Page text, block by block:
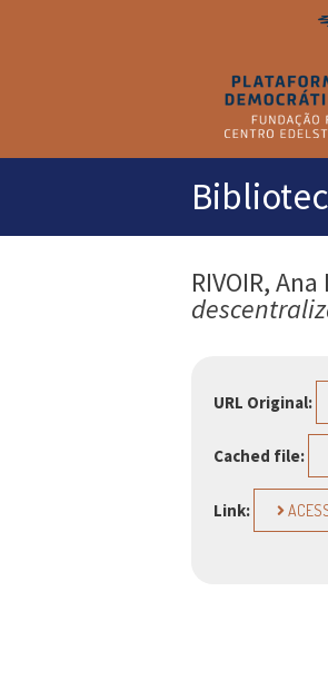
RIVOIR,
URL Original:
Cached file:
Link: